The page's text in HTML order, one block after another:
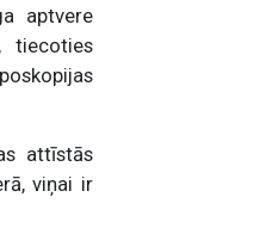
aptvere
tiecoties
attīstās
viņai ir